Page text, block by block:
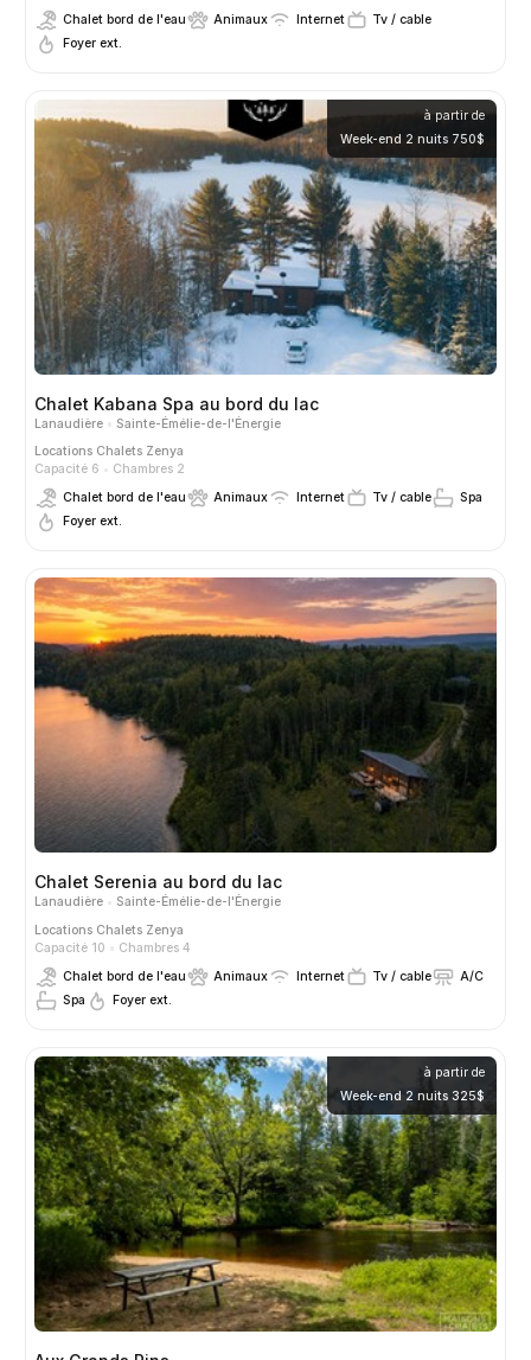
Chalet bord de l'eau
Animaux Internet
Tv / cable
Foyer ext.
à partir de
Week-end 2 nuits 750$
Chalet Kabana Spa au bord du lac
Lanaudière
Sainte-Émélie-de-l'Énergie
Locations Chalets Zenya
Capacité 6
Chambres 2
Chalet bord de l'eau
Animaux Internet Tv / cable
Spa
Foyer ext.
Chalet Serenia au bord du lac
Lanaudière
Sainte-Émélie-de-l'Énergie
Locations Chalets Zenya
Capacité 10
Chambres 4
Chalet bord de l'eau
Animaux Internet Tv / cable
A/C
Spa
Foyer ext.
à partir de
Week-end 2 nuits 325$